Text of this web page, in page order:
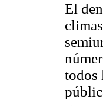
El
todos